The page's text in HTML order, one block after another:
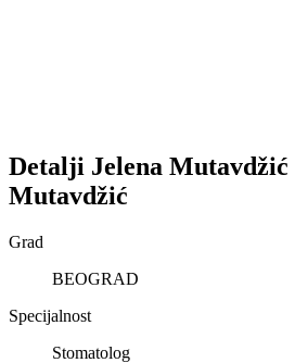
Detalji Jelena Mutavdžić
Mutavdžić
Grad
BEOGRAD
Specijalnost
Stomatolog